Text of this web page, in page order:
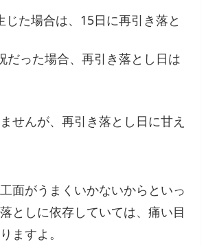
じた場合は、15日に再引き落と
だった場合、再引き落とし日は
せんが、再引き落とし日に甘え
面がうまくいかないからといっ
としに依存していては、痛い目
ますよ。